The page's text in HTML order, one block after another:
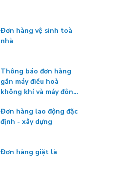
Đơn hàng vệ sinh toà
nhà
Thông báo đơn hàng
gắn máy điều hoà
không khí và máy đông
Đơn hàng lao động đặc
định - xây dựng
Đơn hàng giặt là